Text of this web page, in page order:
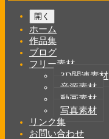
開く
ホーム
作品集
ブログ
フリー素材
3D関連素材
音源素材
動画素材
写真素材
リンク集
お問い合わせ